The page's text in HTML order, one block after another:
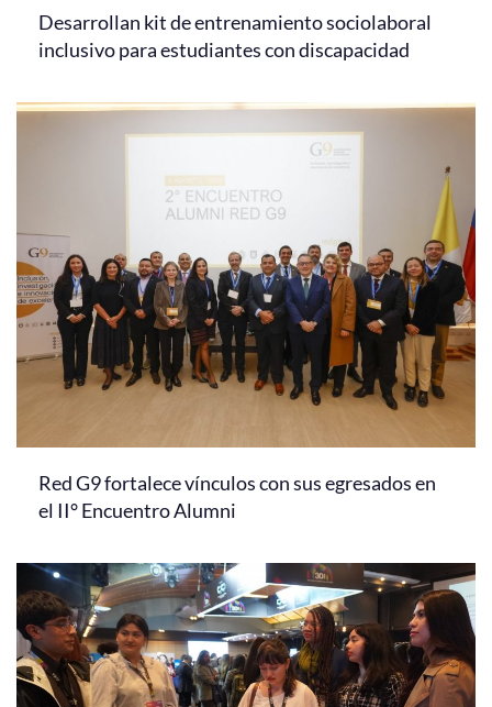
Desarrollan kit de entrenamiento sociolaboral
inclusivo para estudiantes con discapacidad
Red G9 fortalece vínculos con sus egresados en
el II° Encuentro Alumni